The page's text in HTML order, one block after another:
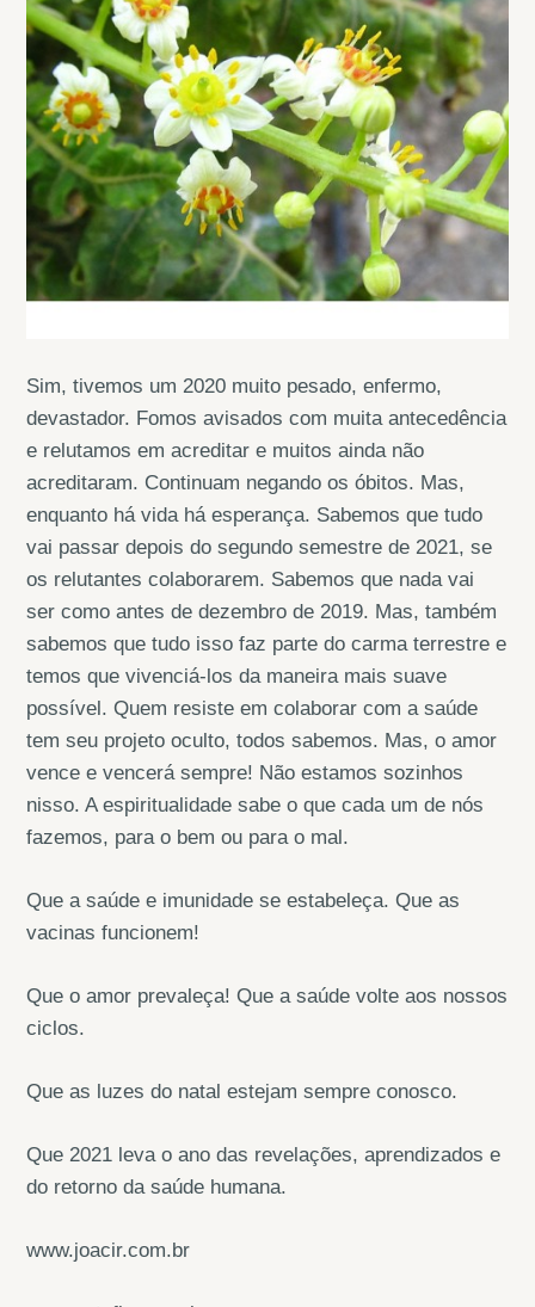
Sim, tivemos um 2020 muito pesado, enfermo,
devastador. Fomos avisados com muita antecedência
e relutamos em acreditar e muitos ainda não
acreditaram. Continuam negando os óbitos. Mas,
enquanto há vida há esperança. Sabemos que tudo
vai passar depois do segundo semestre de 2021, se
os relutantes colaborarem. Sabemos que nada vai
ser como antes de dezembro de 2019. Mas, também
sabemos que tudo isso faz parte do carma terrestre e
temos que vivenciá-los da maneira mais suave
possível. Quem resiste em colaborar com a saúde
tem seu projeto oculto, todos sabemos. Mas, o amor
vence e vencerá sempre! Não estamos sozinhos
nisso. A espiritualidade sabe o que cada um de nós
fazemos, para o bem ou para o mal.
Que a saúde e imunidade se estabeleça. Que as
vacinas funcionem!
Que o amor prevaleça! Que a saúde volte aos nossos
ciclos.
Que as luzes do natal estejam sempre conosco.
Que 2021 leva o ano das revelações, aprendizados e
do retorno da saúde humana.
www.joacir.com.br